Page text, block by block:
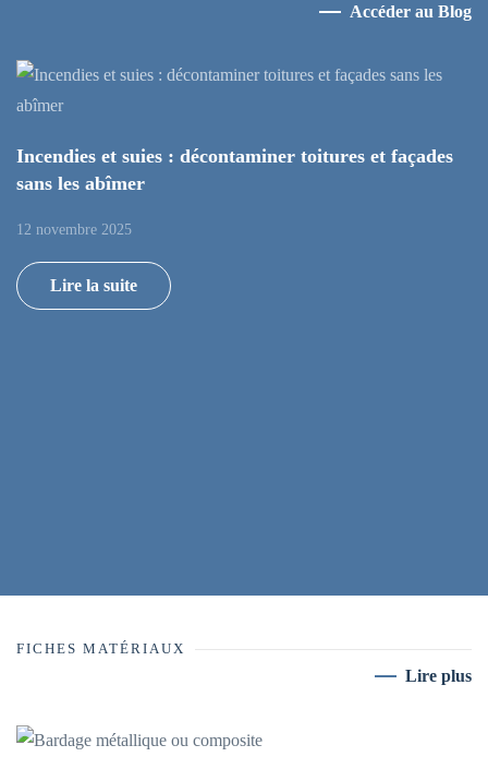
Accéder au Blog
Incendies et suies : décontaminer toitures et façades
sans les abîmer
12 novembre 2025
Lire la suite
FICHES MATÉRIAUX
Lire plus